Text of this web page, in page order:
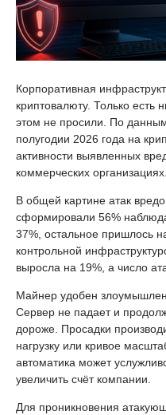
Корпоративная
криптовалюту. Только есть
этом не просили. По
полугодии 2026 года на
активности выявленных
коммерческих организациях.
В общей картине атак
сформировали 56%
37%, остальное пришлось
контрольной
выросла на 19%, а число
Майнер удобен
Сервер не падает и
дороже. Просадки
нагрузку или кривое
автоматика может
увеличить счёт компании.
Для проникновения